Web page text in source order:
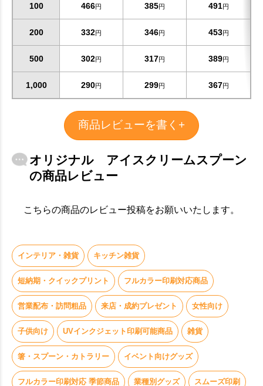
お買い物を続ける カートへ進む
100 466円 385円 491円
200 332円 346円 453円
500 302円 317円 389円
1,000 290円 299円 367円
商品レビューを書く+
オリジナル アイスクリームスプーン
の商品レビュー
こちらの商品のレビュー投稿をお願いいたします。
インテリア・雑貨 キッチン雑貨
短納期・クイックプリント フルカラー印刷対応商品
営業配布・訪問粗品 来店・成約プレゼント 女性向け
子供向け UVインクジェット印刷可能商品 雑貨
箸・スプーン・カトラリー イベント向けグッズ
フルカラー印刷対応 季節商品 業種別グッズ スムーズ印刷